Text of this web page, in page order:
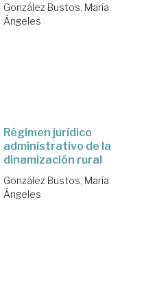
González Bustos, María
Ángeles
Régimen jurídico
administrativo de la
dinamización rural
González Bustos, María
Ángeles